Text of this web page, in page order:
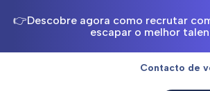
👉Descobre agora como recrutar
escapar o melhor
Contacto de